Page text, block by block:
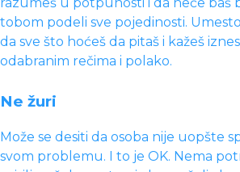
tobom podeli sve pojedinosti.
da sve što hoćeš da pitaš i kažeš
odabranim rečima i polako.
Ne žuri
Može se desiti da osoba nije uopšte
svom problemu. I to je OK. Nema